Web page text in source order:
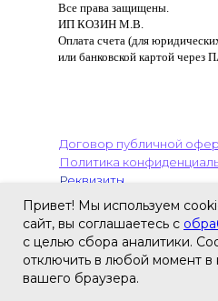
Все права защищены.
ИП КОЗИН М.В.
Оплата счета (для
или банковской картой
Договор публичной
Политика
Реквизиты.
Правила приобретения и
билетов для физ. и юр.
Способы оплаты
Привет! Мы используем
сайт, вы соглашаетесь с
с целью сбора аналитики.
отключить в любой момент в
вашего браузера.